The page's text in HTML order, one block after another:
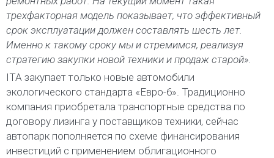
трехфакторная модель показывает, что эффективный
срок эксплуатации должен составлять шесть лет.
Именно к такому сроку мы и стремимся, реализуя
стратегию закупки новой техники и продаж старой».
ITA закупает только новые автомобили
экологического стандарта «Евро-6». Традиционно
компания приобретала транспортные средства по
договору лизинга у поставщиков техники, сейчас
автопарк пополняется по схеме финансирования
инвестиций с применением облигационного